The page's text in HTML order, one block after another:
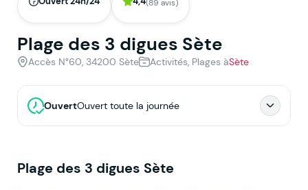
(89 avis)
Plage des 3 digues Sète
Accès N°60, 34200 Sète Activités, Plages àSète
OuvertOuvert toute la journée
Plage des 3 digues Sète